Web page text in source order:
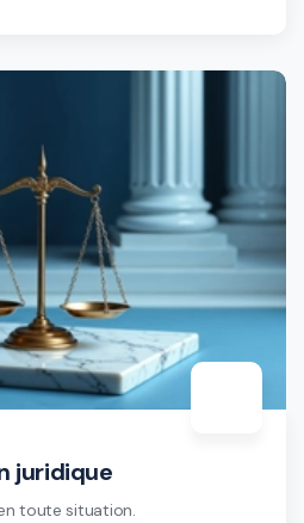
juridique
toute situation.